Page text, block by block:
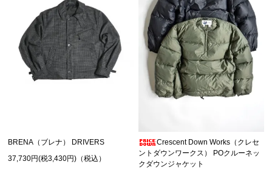
BRENA（ブレナ） DRIVERS
37,730円(税3,430円)（税込）
Crescent Down Works（クレセ
ントダウンワークス） POクルーネッ
クダウンジャケット